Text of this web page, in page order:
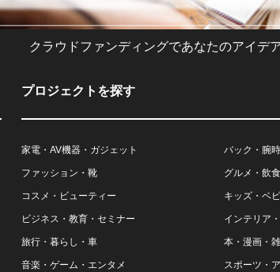
クラウドファンディングであなたのアイデ
プロジェクトを探す
家電・AV機器・ガジェット バック・腕
ファッション・靴 グルメ・飲食
コスメ・ビューティー キッズ・ベ
ビジネス・教育・セミナー インテリア
旅行・暮らし・車 本・漫画・
音楽・ゲーム・エンタメ スポーツ・